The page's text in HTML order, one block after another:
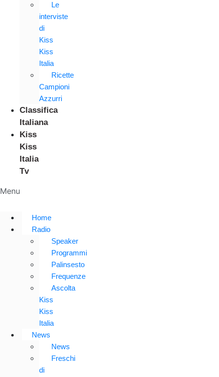
Le
interviste
di
Kiss
Kiss
Italia
Ricette
Campioni
Azzurri
Classifica
Italiana
Kiss
Kiss
Italia
Tv
Menu
Home
Radio
Speaker
Programmi
Palinsesto
Frequenze
Ascolta
Kiss
Kiss
Italia
News
News
Freschi
di